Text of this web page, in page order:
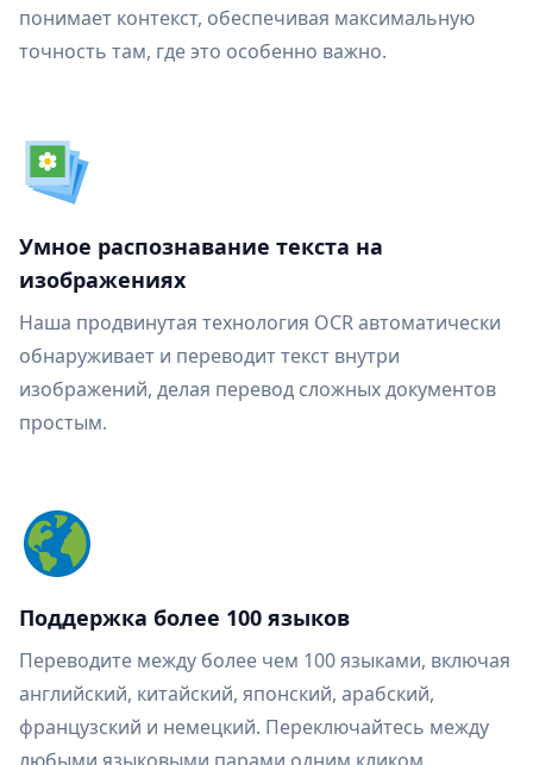
понимает контекст, обеспечивая максимальную
точность там, где это особенно важно.
Умное распознавание текста на
изображениях
Наша продвинутая технология OCR автоматически
обнаруживает и переводит текст внутри
изображений, делая перевод сложных документов
простым.
Поддержка более 100 языков
Переводите между более чем 100 языками, включая
английский, китайский, японский, арабский,
французский и немецкий. Переключайтесь между